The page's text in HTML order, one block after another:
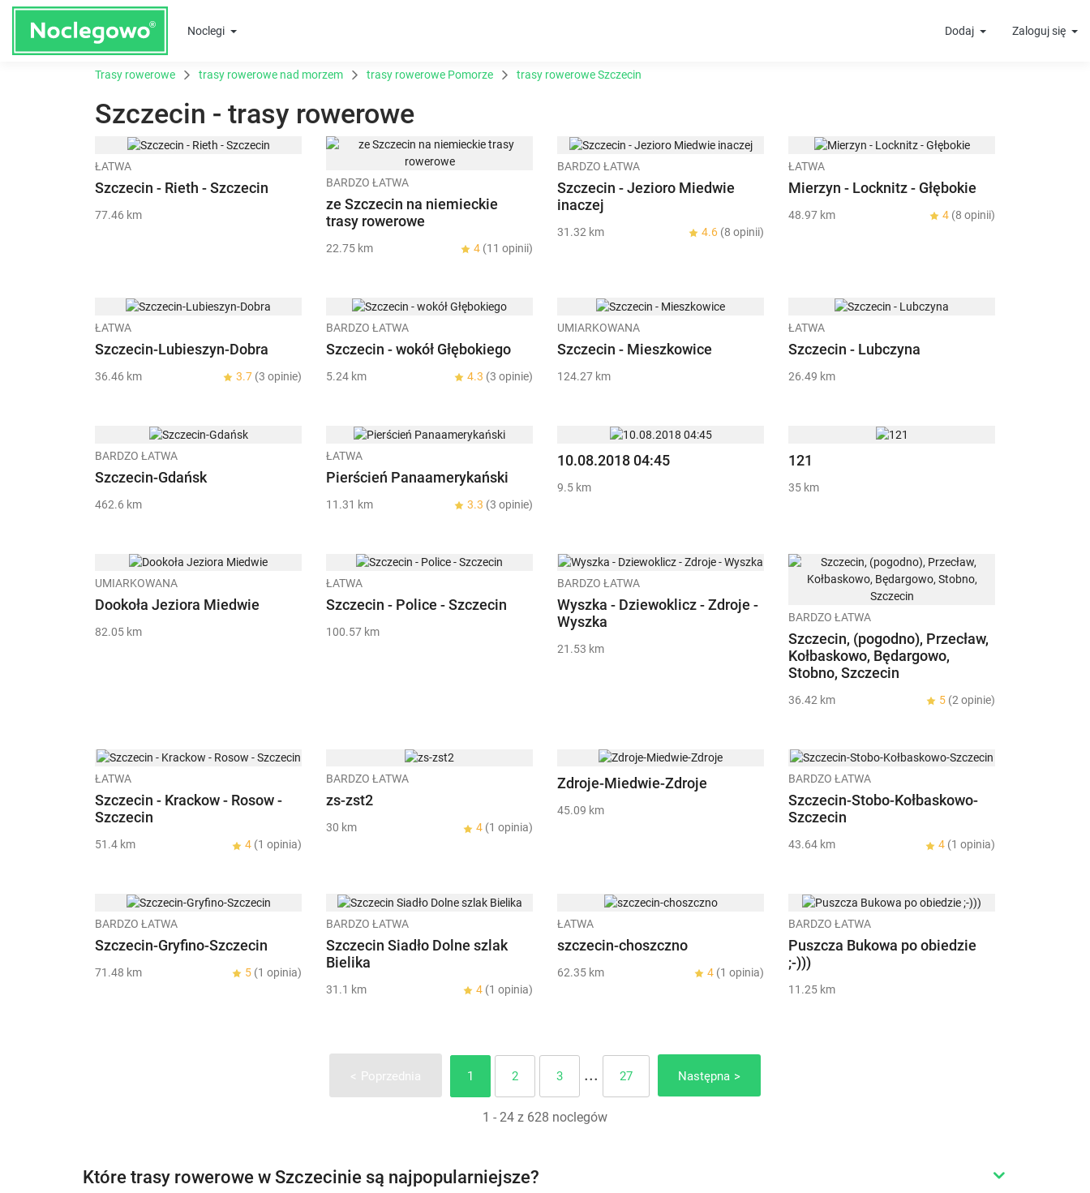
Noclegi Dodaj Zaloguj się
Trasy rowerowe trasy rowerowe nad morzem trasy rowerowe Pomorze trasy rowerowe Szczecin
Szczecin - trasy rowerowe
ŁATWA
Szczecin - Rieth - Szczecin
77.46 km
BARDZO ŁATWA
ze Szczecin na niemieckie
trasy rowerowe
22.75 km 4 (11 opinii)
BARDZO ŁATWA
Szczecin - Jezioro Miedwie
inaczej
31.32 km 4.6 (8 opinii)
ŁATWA
Mierzyn - Locknitz - Głębokie
48.97 km 4 (8 opinii)
ŁATWA
Szczecin-Lubieszyn-Dobra
36.46 km 3.7 (3 opinie)
BARDZO ŁATWA
Szczecin - wokół Głębokiego
5.24 km 4.3 (3 opinie)
UMIARKOWANA
Szczecin - Mieszkowice
124.27 km
ŁATWA
Szczecin - Lubczyna
26.49 km
BARDZO ŁATWA
Szczecin-Gdańsk
462.6 km
ŁATWA
Pierścień Panaamerykański
11.31 km 3.3 (3 opinie)
10.08.2018 04:45
9.5 km
121
35 km
UMIARKOWANA
Dookoła Jeziora Miedwie
82.05 km
ŁATWA
Szczecin - Police - Szczecin
100.57 km
BARDZO ŁATWA
Wyszka - Dziewoklicz - Zdroje -
Wyszka
21.53 km
BARDZO ŁATWA
Szczecin, (pogodno), Przecław,
Kołbaskowo, Będargowo,
Stobno, Szczecin
36.42 km 5 (2 opinie)
ŁATWA
Szczecin - Krackow - Rosow -
Szczecin
51.4 km 4 (1 opinia)
BARDZO ŁATWA
zs-zst2
30 km 4 (1 opinia)
Zdroje-Miedwie-Zdroje
45.09 km
BARDZO ŁATWA
Szczecin-Stobo-Kołbaskowo-
Szczecin
43.64 km 4 (1 opinia)
BARDZO ŁATWA
Szczecin-Gryfino-Szczecin
71.48 km 5 (1 opinia)
BARDZO ŁATWA
Szczecin Siadło Dolne szlak
Bielika
31.1 km 4 (1 opinia)
ŁATWA
szczecin-choszczno
62.35 km 4 (1 opinia)
BARDZO ŁATWA
Puszcza Bukowa po obiedzie
;-)))
11.25 km
Poprzednia 1 2 3 ... 27 Następna
1 - 24 z 628 noclegów
Które trasy rowerowe w Szczecinie są najpopularniejsze?